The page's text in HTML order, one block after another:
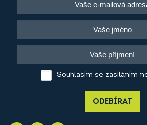
Souhlasím se zasíláním
ODEBÍRAT